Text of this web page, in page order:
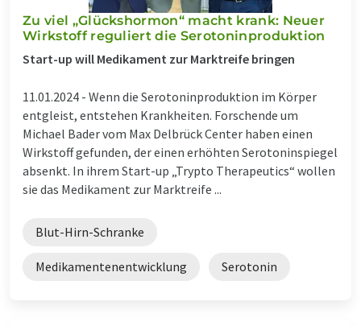
Zu viel „Glückshormon“ macht krank: Neuer
Wirkstoff reguliert die Serotoninproduktion
Start-up will Medikament zur Marktreife bringen
11.01.2024 - Wenn die Serotoninproduktion im Körper
entgleist, entstehen Krankheiten. Forschende um
Michael Bader vom Max Delbrück Center haben einen
Wirkstoff gefunden, der einen erhöhten Serotoninspiegel
absenkt. In ihrem Start-up „Trypto Therapeutics“ wollen
sie das Medikament zur Marktreife ...
Blut-Hirn-Schranke
Medikamentenentwicklung Serotonin